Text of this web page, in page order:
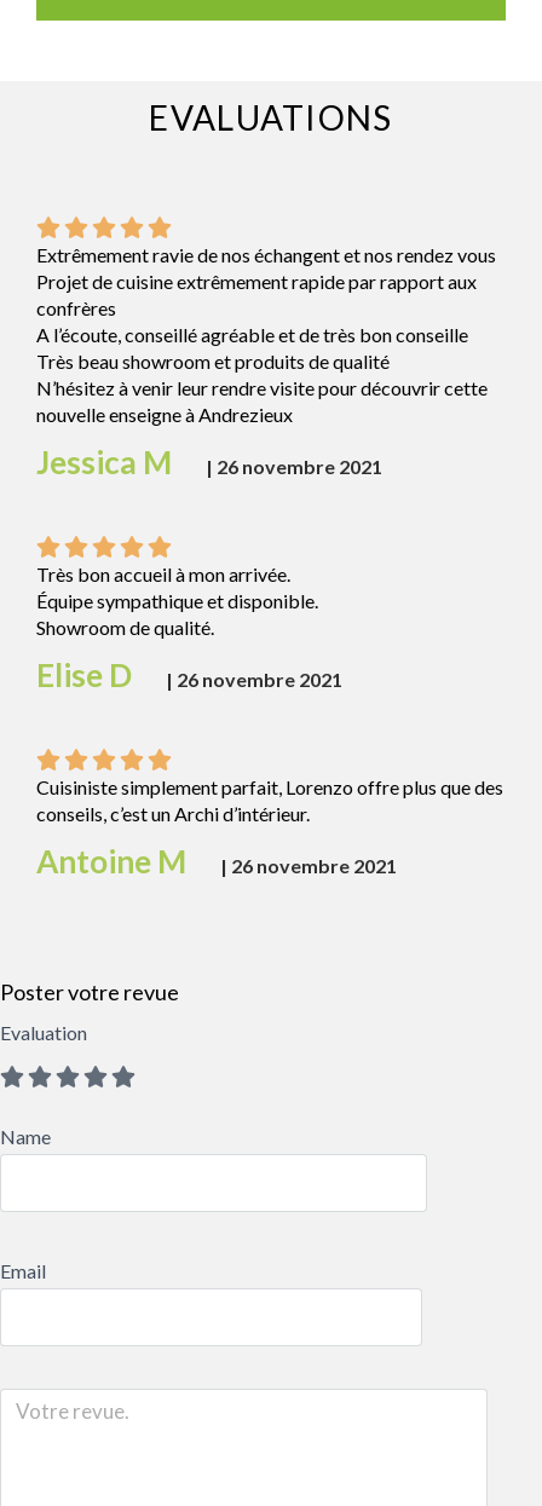
EVALUATIONS
Extrêmement ravie de nos échangent et nos rendez vous
Projet de cuisine extrêmement rapide par rapport aux
confrères
A l’écoute, conseillé agréable et de très bon conseille
Très beau showroom et produits de qualité
N’hésitez à venir leur rendre visite pour découvrir cette
nouvelle enseigne à Andrezieux
Jessica M | 26 novembre 2021
Très bon accueil à mon arrivée.
Équipe sympathique et disponible.
Showroom de qualité.
Elise D | 26 novembre 2021
Cuisiniste simplement parfait, Lorenzo offre plus que des
conseils, c’est un Archi d’intérieur.
Antoine M | 26 novembre 2021
Poster votre revue
Evaluation
Name
Email